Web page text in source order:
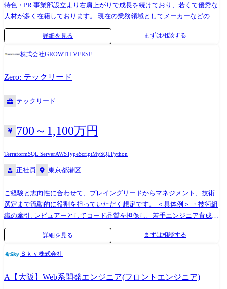
特色・PR 事業部設立より右肩上がりで成長を続けており、若くて優秀な
人材が多く在籍しております。 現在の業務領域としてメーカーなどの製
造業の案件が多くを占めておりますが、今後は金融業や小売業、流通、
物流、デベロッパーなどの製造業以外の業界も拡大を進めていく方針で
有 ※変更の範囲:会社の定める業務 大手企業を中心に業務系システムや
Webアプリ開発プロジェクトの上流から開発工程まで幅広くご担当いた
だきます。 業務内容は多岐にわたっており、プロジェクトマネジメン
や、要件定義、基本設計など開発上流からの対応。 サーバレスアーキテ
クチャなどのクラウド設計、開発。 UIライブラリやフレームワークを用
いただきます。 キャリアアップのモデルケース ●プロジェクトマネージ
でを担当 2014年 リーダーへ昇格 2015年 サブチーフ、チーフへ昇格
2016年 放送業界向けシステムにおいてチームリーダーとしてプロジェ
クト管理、顧客折衝を担当。 係長へ昇格 2017年 課長代理へ昇格 2019
年 課長へ昇格 2021年 ライセンス管理システムにおいてプロジェクト
マネージャーとしてプロジェクト推進における管理を担当 2022年 人材
紹介会社向け基幹システムにおいてプロジェクトリーダーとしてプロジ
にてプロジェクトマネージャーとしてプロジェクト推進における管理を
担当 2024年 次長へ昇格 ●テクニカルスペシャリスト 2015年 入社。
詳細を見る まずは相談する
株式会社GROWTH VERSE
Zero: テックリード
テックリード
700～1,100万円
TerraformSQL ServerAWSTypeScriptMySQLPython
正社員 東京都港区
ご経験と志向性に合わせて、プレイングリードからマネジメント、技術
選定まで流動的に役割を担っていただく想定です。 ＜具体例＞ ・技術組
織の牽引: レビュアーとしてコード品質を担保し、若手エンジニア育成や
開発文化醸成へ関与 ・バックエンド開発: Go言語での信頼性・可用性を
重視したシステム開発・運用 ・リアーキテクチャの推進: 将来的なスケ
ールを見据えた、拡張性の高いシステム設計および実装 ・インフラ最適
React、TypeScript ・バックエンド: Go、Echo、Python ・インフラ: GCP
(Cloud Run、Cloud SQL等) ・データベース: Cloud SQL(PostgreSQL) ・開
詳細を見る まずは相談する
Ｓｋｙ株式会社
A【大阪】Web系開発エンジニア(フロントエンジニア)